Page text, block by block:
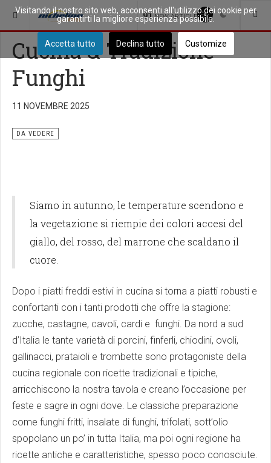
91 NEW ARTICLES
SEI QUI: PICCOLA CITTÀ DA VEDERE
Cucina & Tradizione -
Funghi
11 NOVEMBRE 2025
DA VEDERE
Siamo in autunno, le temperature scendono e
la vegetazione si riempie dei colori accesi del
giallo, del rosso, del marrone che scaldano il
cuore.
Dopo i piatti freddi estivi in cucina si torna a piatti robusti e
confortanti con i tanti prodotti che offre la stagione:
zucche, castagne, cavoli, cardi e funghi. Da nord a sud
d’Italia le tante varietà di porcini, finferli, chiodini, ovoli,
gallinacci, prataioli e trombette sono protagoniste della
cucina regionale con ricette tradizionali e tipiche,
arricchiscono la nostra tavola e creano l’occasione per
feste e sagre in ogni dove. Le classiche preparazione
come funghi fritti, insalate di funghi, trifolati, sott’olio
spopolano un po’ in tutta Italia, ma poi ogni regione ha
ricette antiche e caratteristiche, spesso poco conosciute.
Visitando il nostro sito web, acconsenti all'utilizzo dei cookie per
garantirti la migliore esperienza possibile.
Accetta tutto Declina tutto Customize